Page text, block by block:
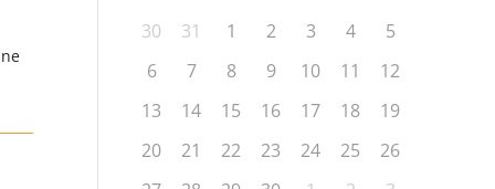
30 31 1 2 3 4
5
6
7 8 9 10 11
12
13
14 15 16 17 18
19
20
21 22 23 24 25
26